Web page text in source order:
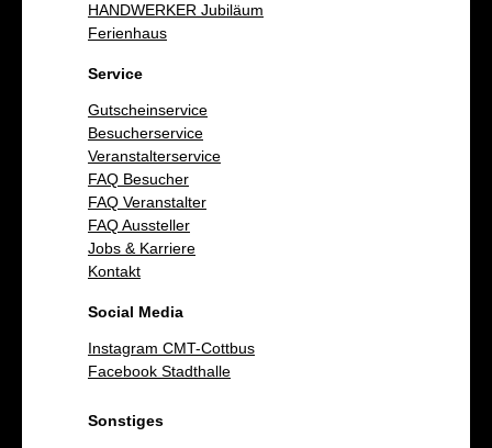
HANDWERKER Jubiläum
Ferienhaus
Service
Gutscheinservice
Besucherservice
Veranstalterservice
FAQ Besucher
FAQ Veranstalter
FAQ Aussteller
Jobs & Karriere
Kontakt
Social Media
Instagram CMT-Cottbus
Facebook Stadthalle
Sonstiges